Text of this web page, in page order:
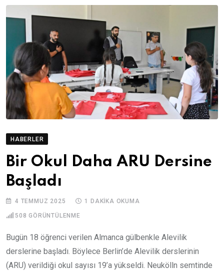
HABERLER
Bir Okul Daha ARU Dersine
Başladı
4 TEMMUZ 2025 1 DAKIKA OKUMA
508 GÖRÜNTÜLENME
Bugün 18 öğrenci verilen Almanca gülbenkle Alevilik
derslerine başladı. Böylece Berlin’de Alevilik derslerinin
(ARU) verildiği okul sayısı 19’a yükseldi. Neukölln semtinde